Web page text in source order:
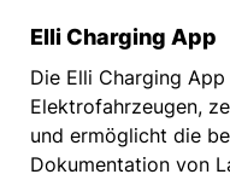
Elli Charging App
Die Elli Charging
Elektrofahrzeugen,
und ermöglicht die
Dokumentation von